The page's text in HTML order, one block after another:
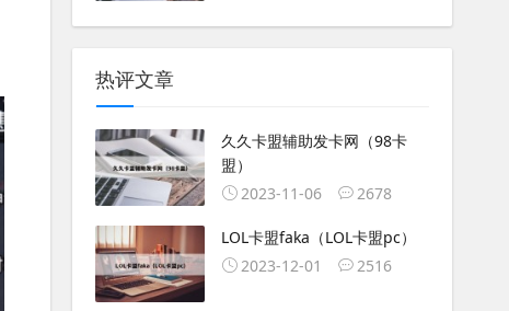
热评文章
久久卡盟辅助发卡网（98卡
盟）
2023-11-06
2678
LOL卡盟faka（LOL卡盟pc）
2023-12-01
2516